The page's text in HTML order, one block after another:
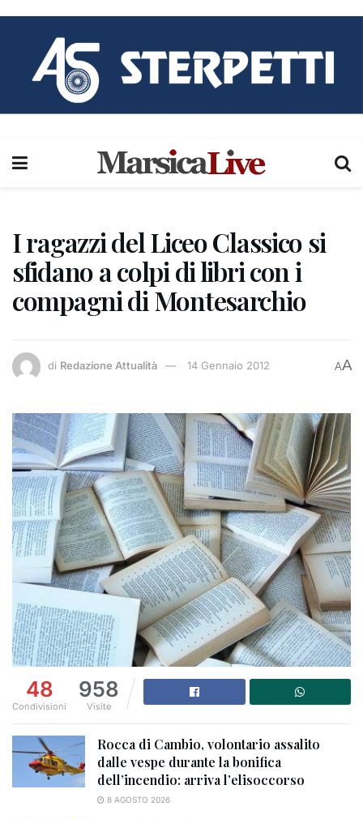
I ragazzi del Liceo Classico si
sfidano a colpi di libri con i
compagni di Montesarchio
di Redazione Attualità 14 Gennaio 2012 AA
48
Condivisioni
958
Visite
Rocca di Cambio, volontario assalito
dalle vespe durante la bonifica
dell’incendio: arriva l’elisoccorso
8 AGOSTO 2026